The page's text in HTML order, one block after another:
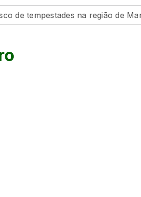
na região de Maringá nesta